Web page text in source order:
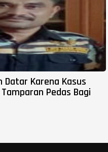
Karena Kasus
Pedas Bagi